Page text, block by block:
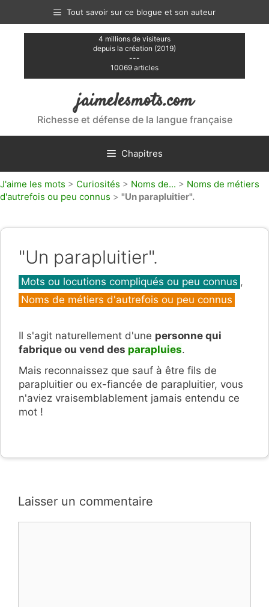
contenu
Tout savoir sur ce blogue et son auteur
4 millions de visiteurs
depuis la création (2019)
---
10069 articles
jaimelesmots.com
Richesse et défense de la langue française
Chapitres
J'aime les mots > Curiosités > Noms de... > Noms de métiers
d'autrefois ou peu connus > "Un parapluitier".
"Un parapluitier".
Catégories
Mots ou locutions compliqués ou peu connus ,
Noms de métiers d'autrefois ou peu connus
Il s'agit naturellement d'une personne qui
fabrique ou vend des parapluies.
Mais reconnaissez que sauf à être fils de
parapluitier ou ex-fiancée de parapluitier, vous
n'aviez vraisemblablement jamais entendu ce
mot !
Laisser un commentaire